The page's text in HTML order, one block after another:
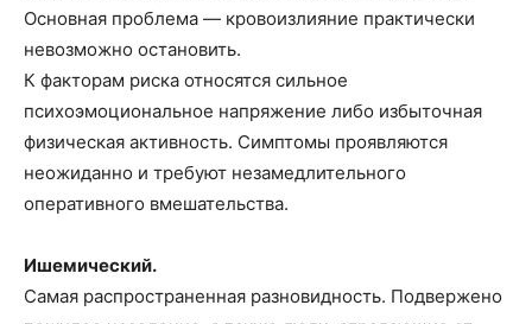
Основная проблема — кровоизлияние практически
невозможно остановить.
К факторам риска относятся сильное
психоэмоциональное напряжение либо избыточная
физическая активность. Симптомы проявляются
неожиданно и требуют незамедлительного
оперативного вмешательства.
Ишемический.
Самая распространенная разновидность. Подвержено